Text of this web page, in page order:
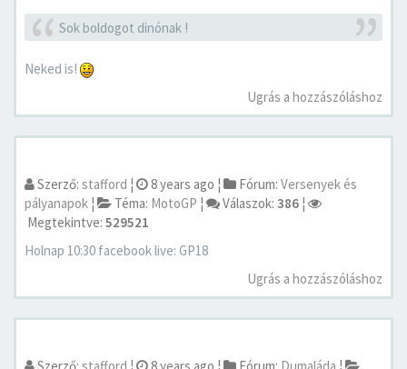
Sok boldogot dinónak !
Neked is!
Ugrás a hozzászóláshoz
Szerző: stafford ¦ 8 years ago ¦ Fórum: Versenyek és
pályanapok ¦ Téma: MotoGP ¦ Válaszok: 386 ¦
Megtekintve: 529521
Holnap 10:30 facebook live: GP18
Ugrás a hozzászóláshoz